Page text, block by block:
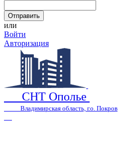
или
Войти
Авторизация
СНТ Ополье
Владимирская область, г.о. Покров